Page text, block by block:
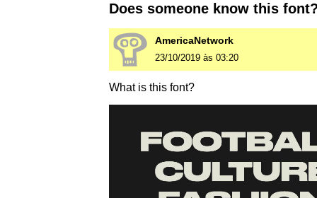
Does someone know this
AmericaNetwork
23/10/2019 às 03:20
What is this font?